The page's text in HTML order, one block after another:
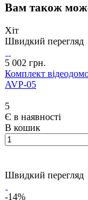
Вам також
Хіт
Швидкий перегляд
5 002 грн.
Комплект
AVP-05
5
Є в наявності
В кошик
Швидкий перегляд
-14%